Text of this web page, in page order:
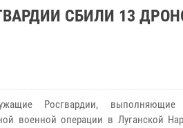
СБИЛИ 13
Росгвардии,
военной операции в Луганской